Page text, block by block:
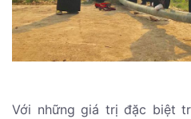
Với những giá trị đặc biệt